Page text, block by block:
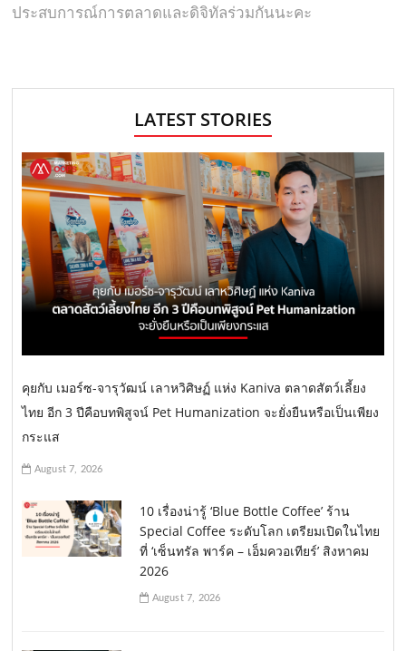
ประสบการณ์การตลาดและดิจิทัลร่วมกันนะคะ
LATEST STORIES
คุยกับ เมอร์ซ-จารุวัฒน์ เลาหวิศิษฏ์ แห่ง Kaniva ตลาดสัตว์เลี้ยง
ไทย อีก 3 ปีคือบทพิสูจน์ Pet Humanization จะยั่งยืนหรือเป็นเพียง
กระแส
August 7, 2026
10 เรื่องน่ารู้ ‘Blue Bottle Coffee’ ร้าน
Special Coffee ระดับโลก เตรียมเปิดในไทย
ที่ ‘เซ็นทรัล พาร์ค – เอ็มควอเทียร์’ สิงหาคม
2026
August 7, 2026